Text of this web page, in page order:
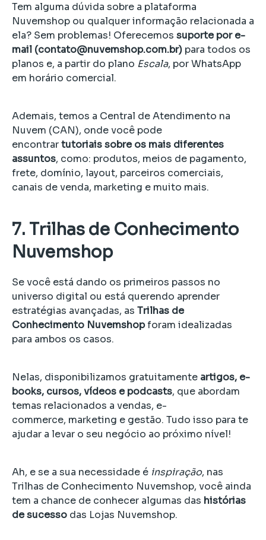
Tem alguma dúvida sobre a plataforma
Nuvemshop ou qualquer informação relacionada a
ela? Sem problemas! Oferecemos suporte por e-
mail (contato@nuvemshop.com.br)para todos os
planos e, a partir do plano Escala, por WhatsApp
em horário comercial.
Ademais, temos a Central de Atendimento na
Nuvem (CAN), onde você pode
encontrartutoriais sobre os mais diferentes
assuntos, como: produtos, meios de pagamento,
frete, domínio, layout, parceiros comerciais,
canais de venda, marketing e muito mais.
7. Trilhas de Conhecimento
Nuvemshop
Se você está dando os primeiros passos no
universo digital ou está querendo aprender
estratégias avançadas, as Trilhas de
Conhecimento Nuvemshopforam idealizadas
para ambos os casos.
Nelas, disponibilizamos gratuitamente artigos, e-
books, cursos, vídeos e podcasts, que abordam
temas relacionados a vendas, e-
commerce, marketing e gestão. Tudo isso para te
ajudar a levar o seu negócio ao próximo nível!
Ah, e se a sua necessidade é inspiração, nas
Trilhas de Conhecimento Nuvemshop, você ainda
tem a chance de conhecer algumas das histórias
de sucessodas Lojas Nuvemshop.